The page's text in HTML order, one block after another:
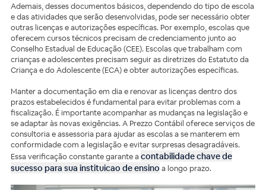
Ademais, desses documentos básicos, dependendo do tipo de escola
e das atividades que serão desenvolvidas, pode ser necessário obter
outras licenças e autorizações específicas. Por exemplo, escolas que
oferecem cursos técnicos precisam de credenciamento junto ao
Conselho Estadual de Educação (CEE). Escolas que trabalham com
crianças e adolescentes precisam seguir as diretrizes do Estatuto da
Criança e do Adolescente (ECA) e obter autorizações específicas.
Manter a documentação em dia e renovar as licenças dentro dos
prazos estabelecidos é fundamental para evitar problemas com a
fiscalização. É importante acompanhar as mudanças na legislação e
se adaptar às novas exigências. A Prezzo Contábil oferece serviços de
consultoria e assessoria para ajudar as escolas a se manterem em
conformidade com a legislação e evitar surpresas desagradáveis.
Essa verificação constante garante acontabilidade chave de
sucesso para sua instituicao de ensino a longo prazo.